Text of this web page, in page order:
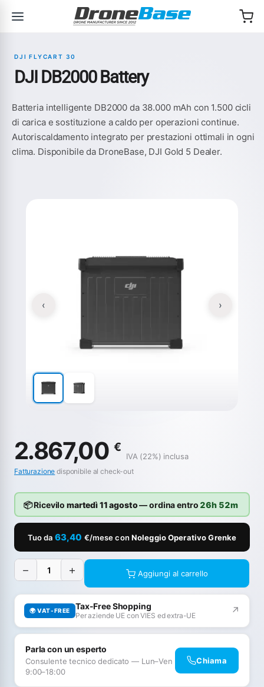
DJI FLYCART 30
DJI DB2000 Battery
Batteria intelligente DB2000 da 38.000 mAh con 1.500 cicli
di carica e sostituzione a caldo per operazioni continue.
Autoriscaldamento integrato per prestazioni ottimali in ogni
clima. Disponibile da DroneBase, DJI Gold 5 Dealer.
‹ ›
2.867,00 €
IVA (22%) inclusa
Fatturazione disponibile al check-out
📦 Ricevilo martedì 11 agosto— ordina entro 26h 52m
Tuo da 63,40 €/mese con Noleggio Operativo Grenke
− + Aggiungi al carrello
🌍 VAT-FREE Tax-Free Shopping
Per aziende UE con VIES ed extra-UE ↗
Parla con un esperto
Consulente tecnico dedicato — Lun–Ven
9:00–18:00
Chiama